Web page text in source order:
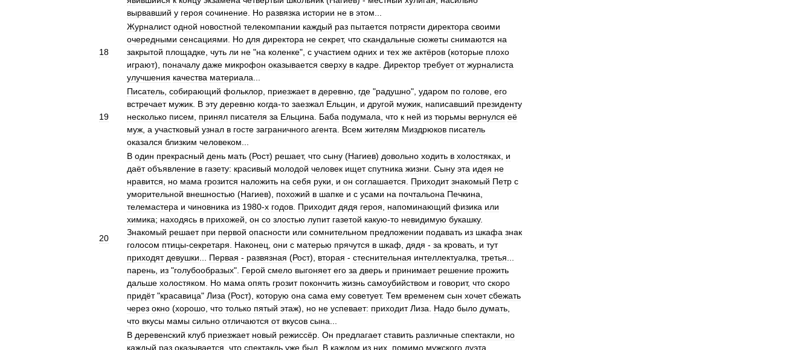
вырвавший у героя сочинение Но развязка истории не в этом
18
Журналист одной новостной телекомпании каждый раз пытается потрясти директора своими
очередными сенсациями Но для директора не секрет, что скандальные сюжеты снимаются на
закрытой площадке чуть ли не "на коленке", с участием одних и тех же актёров (которые плохо
играют), поначалу даже микрофон оказывается сверху в кадре Директор требует от журналиста
улучшения качества материала
19
Писатель собирающий фольклор приезжает в деревню где "радушно", ударом по голове его
встречает мужик В эту деревню когда-то заезжал Ельцин и другой мужик написавший президенту
несколько писем принял писателя за Ельцина Баба подумала что к ней из тюрьмы вернулся её
муж а участковый узнал в госте заграничного агента Всем жителям Миздрюков писатель
оказался близким человеком
20
В один прекрасный день мать (Рост) решает, что сыну (Нагиев) довольно ходить в холостяках и
даёт объявление в газету: красивый молодой человек ищет спутника жизни Сыну эта идея не
нравится
но мама грозится наложить на себя руки и он соглашается Приходит знакомый Петр с
уморительной внешностью (Нагиев), похожий в шапке и с усами на почтальона Печкина
телемастера и чиновника из 1980-х годов Приходит дядя героя напоминающий физика или
химика; находясь в прихожей он со злостью лупит газетой какую-то невидимую букашку.
Знакомый решает при первой опасности или сомнительном предложении подавать из шкафа знак
голосом птицы-секретаря Наконец они с матерью прячутся в шкаф дядя - за кровать и тут
приходят девушки Первая - развязная (Рост), вторая - стеснительная интеллектуалка третья
парень из "голубообразых". Герой смело выгоняет его за дверь и принимает решение прожить
дальше холостяком Но мама опять грозит покончить жизнь самоубийством и говорит, что скоро
придёт"красавица" Лиза (Рост), которую она сама ему советует. Тем временем сын хочет сбежать
через окно (хорошо что только пятый этаж), но не успевает: приходит Лиза Надо было думать
что вкусы мамы сильно отличаются от вкусов сына
В деревенский клуб приезжает новый режиссёр Он предлагает ставить различные спектакли
но
каждый раз оказывается что спектакль уже был В каждом из них помимо мужского дуэта